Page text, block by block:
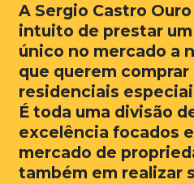
A Sergio Castro
intuito de prestar
único no mercado a
que querem
residenciais
É toda uma divisão
excelência focados
mercado de
também em realizar